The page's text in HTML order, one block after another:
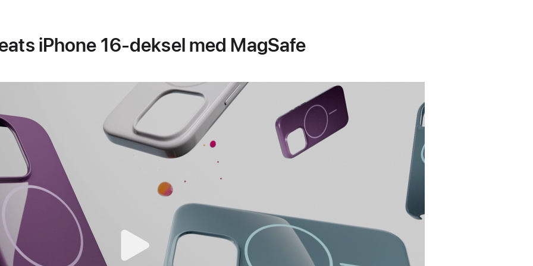
iPhone 16-deksel med MagSafe